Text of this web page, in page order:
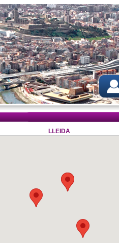
LLEIDA